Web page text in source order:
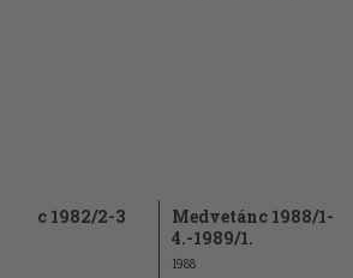
1982/2-3
Medvetánc 1988/1-
4.-1989/1.
1988